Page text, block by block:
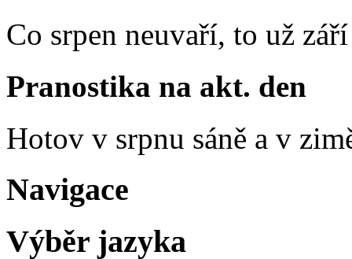
Co srpen neuvaří, to už
Pranostika na akt. den
Hotov v srpnu sáně a v
Navigace
Výběr jazyka